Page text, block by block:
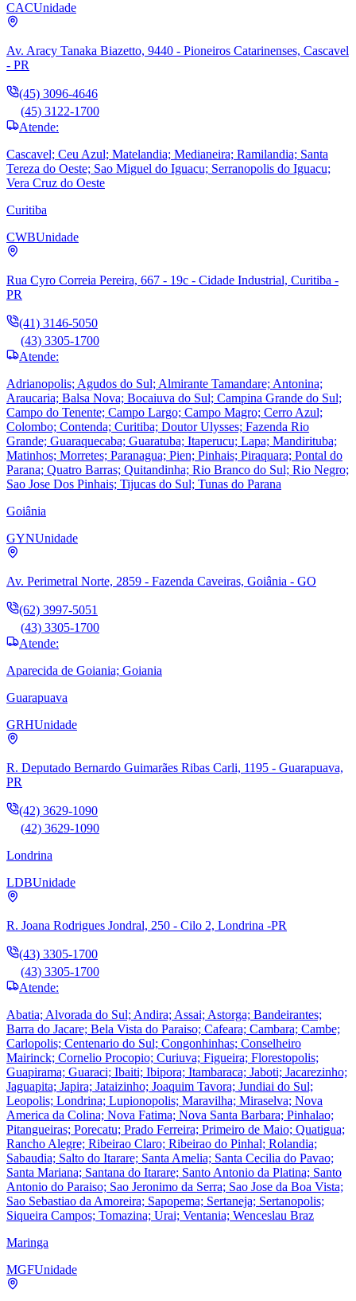
CACUnidade
Av. Aracy Tanaka Biazetto, 9440 - Pioneiros Catarinenses, Cascavel
- PR
(45) 3096-4646
(45) 3122-1700
Atende:
Cascavel; Ceu Azul; Matelandia; Medianeira; Ramilandia; Santa
Tereza do Oeste; Sao Miguel do Iguacu; Serranopolis do Iguacu;
Vera Cruz do Oeste
Curitiba
CWBUnidade
Rua Cyro Correia Pereira, 667 - 19c - Cidade Industrial, Curitiba -
PR
(41) 3146-5050
(43) 3305-1700
Atende:
Adrianopolis; Agudos do Sul; Almirante Tamandare; Antonina;
Araucaria; Balsa Nova; Bocaiuva do Sul; Campina Grande do Sul;
Campo do Tenente; Campo Largo; Campo Magro; Cerro Azul;
Colombo; Contenda; Curitiba; Doutor Ulysses; Fazenda Rio
Grande; Guaraquecaba; Guaratuba; Itaperucu; Lapa; Mandirituba;
Matinhos; Morretes; Paranagua; Pien; Pinhais; Piraquara; Pontal do
Parana; Quatro Barras; Quitandinha; Rio Branco do Sul; Rio Negro;
Sao Jose Dos Pinhais; Tijucas do Sul; Tunas do Parana
Goiânia
GYNUnidade
Av. Perimetral Norte, 2859 - Fazenda Caveiras, Goiânia - GO
(62) 3997-5051
(43) 3305-1700
Atende:
Aparecida de Goiania; Goiania
Guarapuava
GRHUnidade
R. Deputado Bernardo Guimarães Ribas Carli, 1195 - Guarapuava,
PR
(42) 3629-1090
(42) 3629-1090
Londrina
LDBUnidade
R. Joana Rodrigues Jondral, 250 - Cilo 2, Londrina -PR
(43) 3305-1700
(43) 3305-1700
Atende:
Abatia; Alvorada do Sul; Andira; Assai; Astorga; Bandeirantes;
Barra do Jacare; Bela Vista do Paraiso; Cafeara; Cambara; Cambe;
Carlopolis; Centenario do Sul; Congonhinhas; Conselheiro
Mairinck; Cornelio Procopio; Curiuva; Figueira; Florestopolis;
Guapirama; Guaraci; Ibaiti; Ibipora; Itambaraca; Jaboti; Jacarezinho;
Jaguapita; Japira; Jataizinho; Joaquim Tavora; Jundiai do Sul;
Leopolis; Londrina; Lupionopolis; Maravilha; Miraselva; Nova
America da Colina; Nova Fatima; Nova Santa Barbara; Pinhalao;
Pitangueiras; Porecatu; Prado Ferreira; Primeiro de Maio; Quatigua;
Rancho Alegre; Ribeirao Claro; Ribeirao do Pinhal; Rolandia;
Sabaudia; Salto do Itarare; Santa Amelia; Santa Cecilia do Pavao;
Santa Mariana; Santana do Itarare; Santo Antonio da Platina; Santo
Antonio do Paraiso; Sao Jeronimo da Serra; Sao Jose da Boa Vista;
Sao Sebastiao da Amoreira; Sapopema; Sertaneja; Sertanopolis;
Siqueira Campos; Tomazina; Urai; Ventania; Wenceslau Braz
Maringa
MGFUnidade